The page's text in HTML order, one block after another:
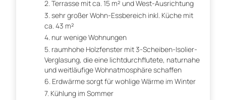
Terrasse mit ca. 15 m² und West-Ausrichtung
sehr großer Wohn-Essbereich inkl. Küche mit
ca. 43 m²
nur wenige Wohnungen
raumhohe Holzfenster mit 3-Scheiben-Isolier-
Verglasung, die eine lichtdurchflutete, naturnahe
und weitläufige Wohnatmosphäre schaffen
Erdwärme sorgt für wohlige Wärme im Winter
Kühlung im Sommer